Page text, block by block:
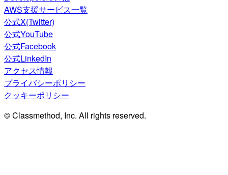
AWS支援サービス一覧
公式X(Twitter)
公式YouTube
公式Facebook
公式LinkedIn
アクセス情報
プライバシーポリシー
クッキーポリシー
© Classmethod, Inc. All rights reserved.